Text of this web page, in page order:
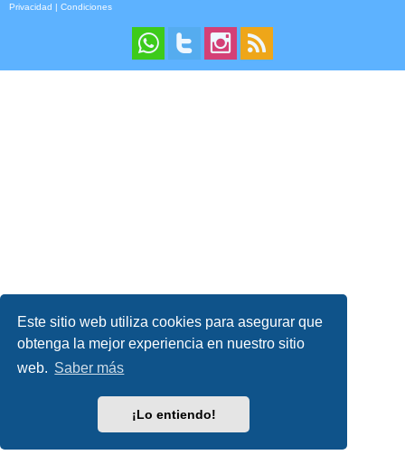
Este sitio web utiliza cookies para asegurar que
obtenga la mejor experiencia en nuestro sitio
web. Saber más
¡Lo entiendo!
Privacidad | Condiciones